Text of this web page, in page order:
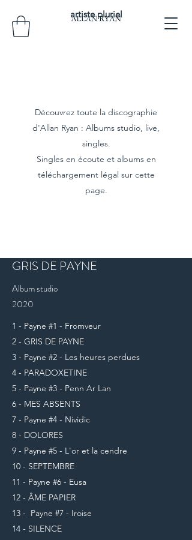
artiste pluriel
Découvrez toute la discographie
d'Allan Ryan : Albums studio, live,
singles.
Singles en écoute et albums en
téléchargement légal sur cette
page.
GRIS DE PAYNE
Album studio
2020
1 - Payne #1 - Fromveur
2 - GRIS DE PAYNE
3 - Payne #2 - Les heures perdues
4 - PARADOXETINE
5 - Payne #3 - Penn Ar Lan
6 - MES ABSENTS
7 - Payne #4 - Nividic
8 - DOLORES
9 - Payne #5 - L'or et la cendre
10 - SEPTEMBRE
11 - Payne #6 - Eusa
12 - ÂME PAPIER
13 - Payne #7 - Iroise
14 - SILENCE